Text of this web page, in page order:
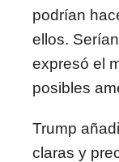
podrían
ellos.
expresó el
posibles
Trump
claras y